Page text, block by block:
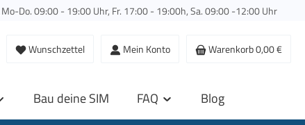
Mo-Do. 09:00 - 19:00 Uhr, Fr. 17:00 - 19:00h, Sa. 09:00 -12:00 Uhr
Wunschzettel Mein Konto Warenkorb0,00 €
Bau deine SIM FAQ Blog